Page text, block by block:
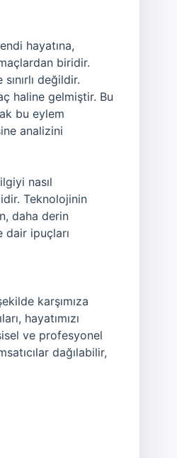
hayatına,
biridir.
değildir.
haline gelmiştir. Bu
bu eylem
analizini
nasıl
Teknolojinin
daha derin
dair ipuçları
karşımıza
hayatımızı
ve profesyonel
dağılabilir,